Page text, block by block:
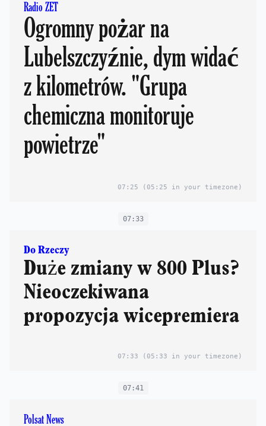
Radio ZET
Ogromny pożar na
Lubelszczyźnie, dym widać
z kilometrów. "Grupa
chemiczna monitoruje
powietrze"
07:25 (05:25 in your timezone)
07:33
Do Rzeczy
Duże zmiany w 800 Plus?
Nieoczekiwana
propozycja wicepremiera
07:33 (05:33 in your timezone)
07:41
Polsat News